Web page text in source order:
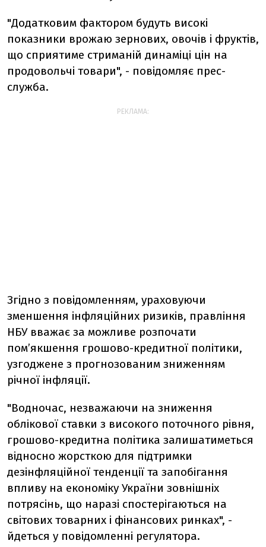
"Додатковим фактором будуть високі
показники врожаю зернових, овочів і фруктів,
що сприятиме стриманій динаміці цін на
продовольчі товари", - повідомляє прес-
служба.
РЕКЛАМА:
Згідно з повідомленням, ураховуючи
зменшення інфляційних ризиків, правління
НБУ вважає за можливе розпочати
пом’якшення грошово-кредитної політики,
узгоджене з прогнозованим зниженням
річної інфляції.
"Водночас, незважаючи на зниження
облікової ставки з високого поточного рівня,
грошово-кредитна політика залишатиметься
відносно жорсткою для підтримки
дезінфляційної тенденції та запобігання
впливу на економіку України зовнішніх
потрясінь, що наразі спостерігаються на
світових товарних і фінансових ринках", -
йдеться у повідомленні регулятора.